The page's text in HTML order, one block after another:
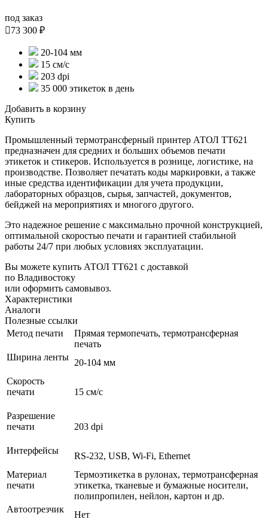
под заказ
73 300 ₽
20-104 мм
15 см/с
203 dpi
35 000 этикеток в день
Добавить в корзину
Купить
Промышленный термотрансферный принтер АТОЛ ТТ621
предназначен для средних и больших объемов печати
этикеток и стикеров. Используется в рознице, логистике, на
производстве. Позволяет печатать коды маркировки, а также
иные средства идентификации для учета продукции,
лабораторных образцов, сырья, запчастей, документов,
бейджей на мероприятиях и многого другого.
Это надежное решение с максимально прочной конструкцией,
оптимальной скоростью печати и гарантией стабильной
работы 24/7 при любых условиях эксплуатации.
Вы можете купить АТОЛ TT621 с доставкой
по Владивостоку
или оформить самовывоз.
Характеристики
Аналоги
Полезные ссылки
Метод печати
Прямая термопечать, термотрансферная
печать
Ширина ленты
20-104 мм
Скорость
печати
15 см/с
Разрешение
печати
203 dpi
Интерфейсы
RS-232, USB, Wi-Fi, Ethernet
Материал
печати
Термоэтикетка в рулонах, термотрансферная
этикетка, тканевые и бумажные носители,
полипропилен, нейлон, картон и др.
Автоотрезчик
Нет